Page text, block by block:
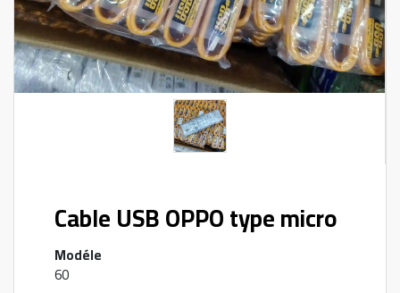
Cable USB OPPO type micro
Modéle
60